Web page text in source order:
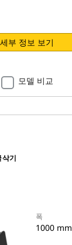
세부 정보 보기
모델 비교
기
폭
1000 mm